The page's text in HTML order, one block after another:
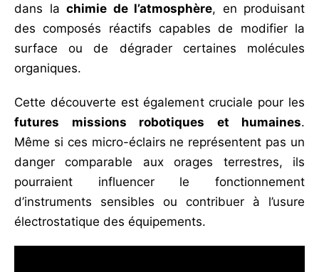
dans la chimie de l’atmosphère, en produisant
des composés réactifs capables de modifier la
surface ou de dégrader certaines molécules
organiques.
Cette découverte est également cruciale pour les
futures missions robotiques et humaines.
Même si ces micro-éclairs ne représentent pas un
danger comparable aux orages terrestres, ils
pourraient influencer le fonctionnement
d’instruments sensibles ou contribuer à l’usure
électrostatique des équipements.